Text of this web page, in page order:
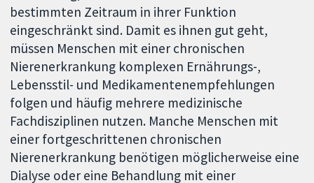
bestimmten Zeitraum in ihrer Funktion
eingeschränkt sind. Damit es ihnen gut geht,
müssen Menschen mit einer chronischen
Nierenerkrankung komplexen Ernährungs-,
Lebensstil- und Medikamentenempfehlungen
folgen und häufig mehrere medizinische
Fachdisziplinen nutzen. Manche Menschen mit
einer fortgeschrittenen chronischen
Nierenerkrankung benötigen möglicherweise eine
Dialyse oder eine Behandlung mit einer